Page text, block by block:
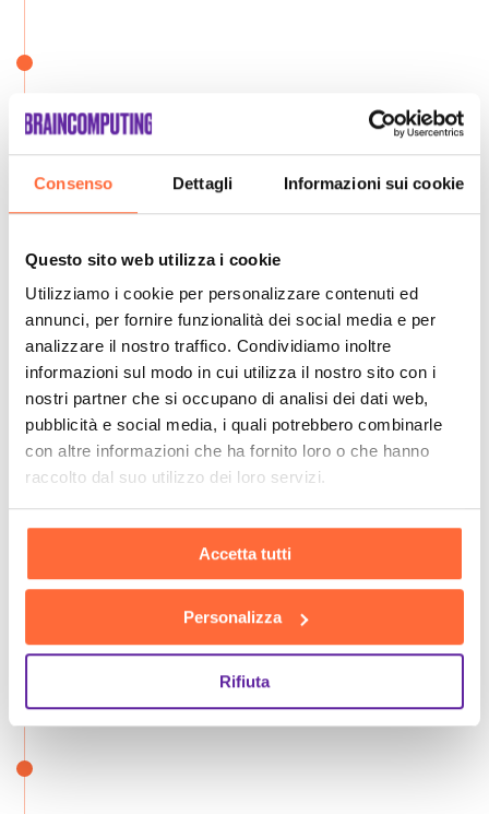
Consenso Dettagli Informazioni sui cookie
Questo sito web utilizza i cookie
Utilizziamo i cookie per personalizzare contenuti ed
annunci, per fornire funzionalità dei social media e per
analizzare il nostro traffico. Condividiamo inoltre
informazioni sul modo in cui utilizza il nostro sito con i
nostri partner che si occupano di analisi dei dati web,
pubblicità e social media, i quali potrebbero combinarle
con altre informazioni che ha fornito loro o che hanno
raccolto dal suo utilizzo dei loro servizi.
Accetta tutti
Personalizza
Rifiuta